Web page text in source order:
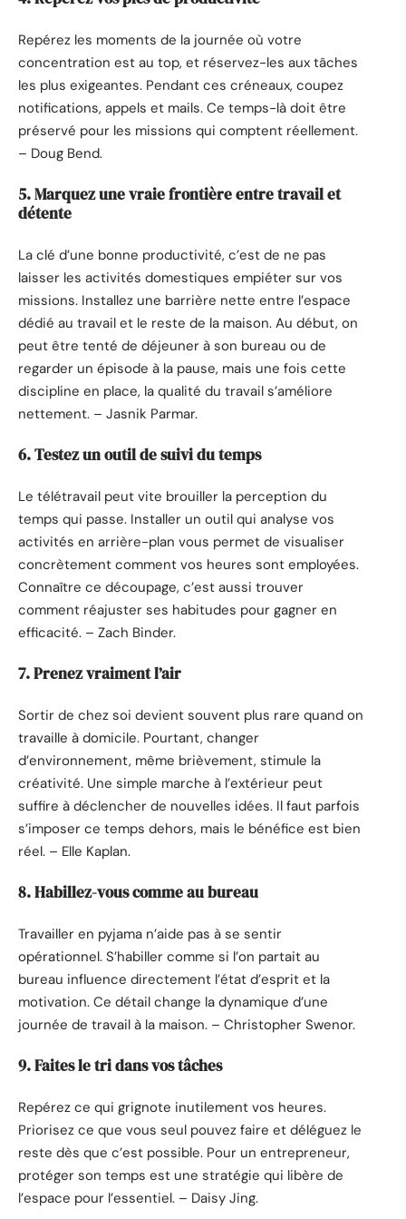
Repérez les moments de la journée où votre
concentration est au top, et réservez-les aux tâches
les plus exigeantes. Pendant ces créneaux, coupez
notifications, appels et mails. Ce temps-là doit être
préservé pour les missions qui comptent réellement.
– Doug Bend.
5. Marquez une vraie frontière entre travail et
détente
La clé d’une bonne productivité, c’est de ne pas
laisser les activités domestiques empiéter sur vos
missions. Installez une barrière nette entre l’espace
dédié au travail et le reste de la maison. Au début, on
peut être tenté de déjeuner à son bureau ou de
regarder un épisode à la pause, mais une fois cette
discipline en place, la qualité du travail s’améliore
nettement. – Jasnik Parmar.
6. Testez un outil de suivi du temps
Le télétravail peut vite brouiller la perception du
temps qui passe. Installer un outil qui analyse vos
activités en arrière-plan vous permet de visualiser
concrètement comment vos heures sont employées.
Connaître ce découpage, c’est aussi trouver
comment réajuster ses habitudes pour gagner en
efficacité. – Zach Binder.
7. Prenez vraiment l’air
Sortir de chez soi devient souvent plus rare quand on
travaille à domicile. Pourtant, changer
d’environnement, même brièvement, stimule la
créativité. Une simple marche à l’extérieur peut
suffire à déclencher de nouvelles idées. Il faut parfois
s’imposer ce temps dehors, mais le bénéfice est bien
réel. – Elle Kaplan.
8. Habillez-vous comme au bureau
Travailler en pyjama n’aide pas à se sentir
opérationnel. S’habiller comme si l’on partait au
bureau influence directement l’état d’esprit et la
motivation. Ce détail change la dynamique d’une
journée de travail à la maison. – Christopher Swenor.
9. Faites le tri dans vos tâches
Repérez ce qui grignote inutilement vos heures.
Priorisez ce que vous seul pouvez faire et déléguez le
reste dès que c’est possible. Pour un entrepreneur,
protéger son temps est une stratégie qui libère de
l’espace pour l’essentiel. – Daisy Jing.